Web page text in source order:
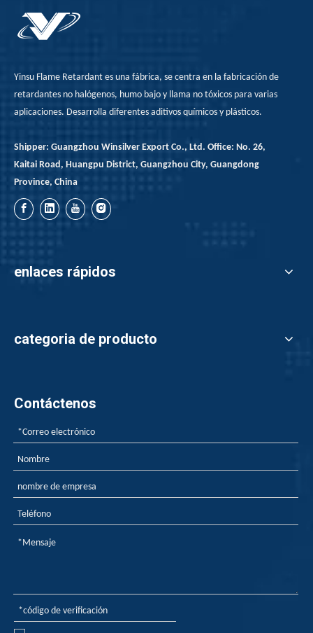
Yinsu Flame Retardant es una fábrica, se centra en la fabricación de
retardantes no halógenos, humo bajo y llama no tóxicos para varias
aplicaciones. Desarrolla diferentes aditivos químicos y plásticos.
Shipper: Guangzhou Winsilver Export Co., Ltd. Office: No. 26,
Kaitai Road, Huangpu District, Guangzhou City, Guangdong
Province, China
enlaces rápidos
categoria de producto
Contáctenos